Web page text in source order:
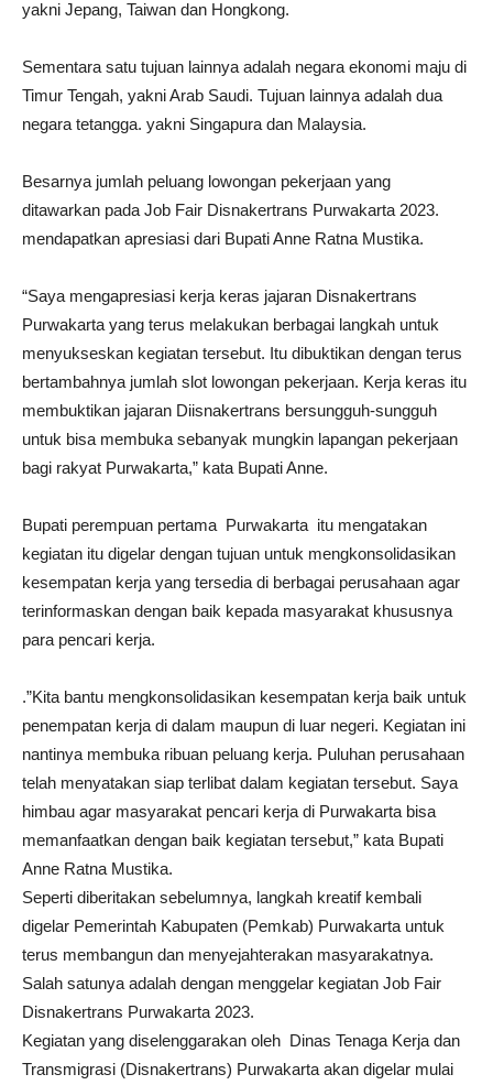
yakni Jepang, Taiwan dan Hongkong.
Sementara satu tujuan lainnya adalah negara ekonomi maju di
Timur Tengah, yakni Arab Saudi. Tujuan lainnya adalah dua
negara tetangga. yakni Singapura dan Malaysia.
Besarnya jumlah peluang lowongan pekerjaan yang
ditawarkan pada Job Fair Disnakertrans Purwakarta 2023.
mendapatkan apresiasi dari Bupati Anne Ratna Mustika.
“Saya mengapresiasi kerja keras jajaran Disnakertrans
Purwakarta yang terus melakukan berbagai langkah untuk
menyukseskan kegiatan tersebut. Itu dibuktikan dengan terus
bertambahnya jumlah slot lowongan pekerjaan. Kerja keras itu
membuktikan jajaran Diisnakertrans bersungguh-sungguh
untuk bisa membuka sebanyak mungkin lapangan pekerjaan
bagi rakyat Purwakarta,” kata Bupati Anne.
Bupati perempuan pertama Purwakarta itu mengatakan
kegiatan itu digelar dengan tujuan untuk mengkonsolidasikan
kesempatan kerja yang tersedia di berbagai perusahaan agar
terinformaskan dengan baik kepada masyarakat khususnya
para pencari kerja.
.”Kita bantu mengkonsolidasikan kesempatan kerja baik untuk
penempatan kerja di dalam maupun di luar negeri. Kegiatan ini
nantinya membuka ribuan peluang kerja. Puluhan perusahaan
telah menyatakan siap terlibat dalam kegiatan tersebut. Saya
himbau agar masyarakat pencari kerja di Purwakarta bisa
memanfaatkan dengan baik kegiatan tersebut,” kata Bupati
Anne Ratna Mustika.
Seperti diberitakan sebelumnya, langkah kreatif kembali
digelar Pemerintah Kabupaten (Pemkab) Purwakarta untuk
terus membangun dan menyejahterakan masyarakatnya.
Salah satunya adalah dengan menggelar kegiatan Job Fair
Disnakertrans Purwakarta 2023.
Kegiatan yang diselenggarakan oleh Dinas Tenaga Kerja dan
Transmigrasi (Disnakertrans) Purwakarta akan digelar mulai